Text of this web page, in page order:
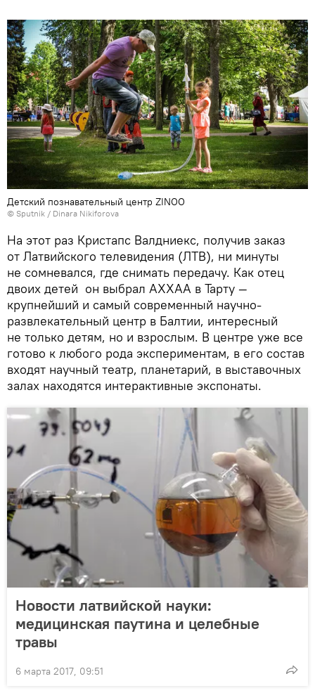
Детский познавательный центр ZINOO
© Sputnik / Dinara Nikiforova
На этот раз Кристапс Валдниекс, получив заказ
от Латвийского телевидения (ЛТВ), ни минуты
не сомневался, где снимать передачу. Как отец
двоих детей он выбрал АХХАА в Тарту —
крупнейший и самый современный научно-
развлекательный центр в Балтии, интересный
не только детям, но и взрослым. В центре уже все
готово к любого рода экспериментам, в его состав
входят научный театр, планетарий, в выставочных
залах находятся интерактивные экспонаты.
Новости латвийской науки:
медицинская паутина и целебные
травы
6 марта 2017, 09:51